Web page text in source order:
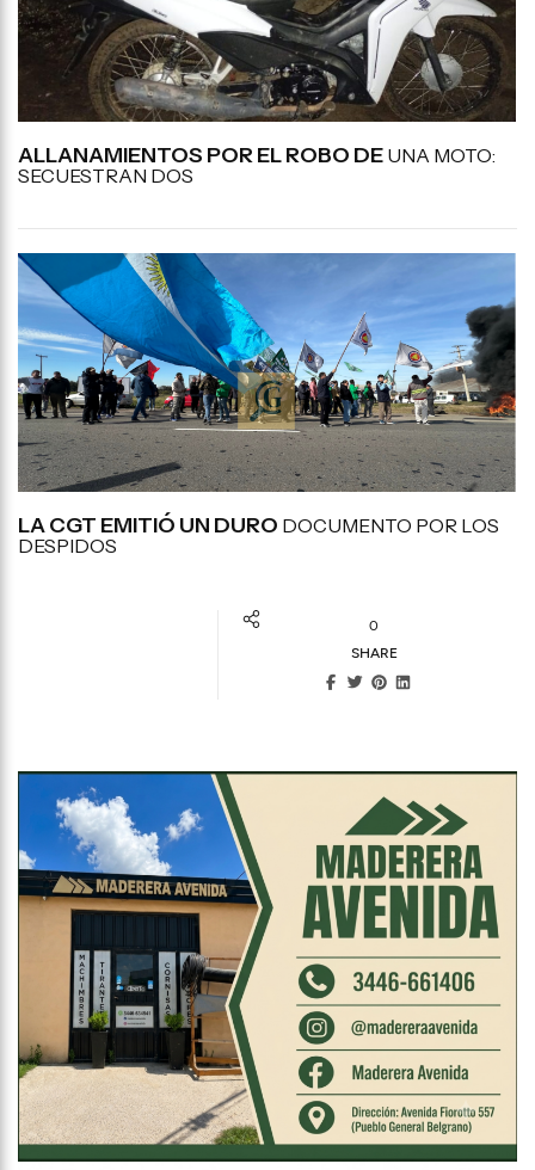
ALLANAMIENTOS POR EL ROBO DE UNA MOTO:
SECUESTRAN DOS
LA CGT EMITIÓ UN DURO DOCUMENTO POR LOS
DESPIDOS
0
SHARE